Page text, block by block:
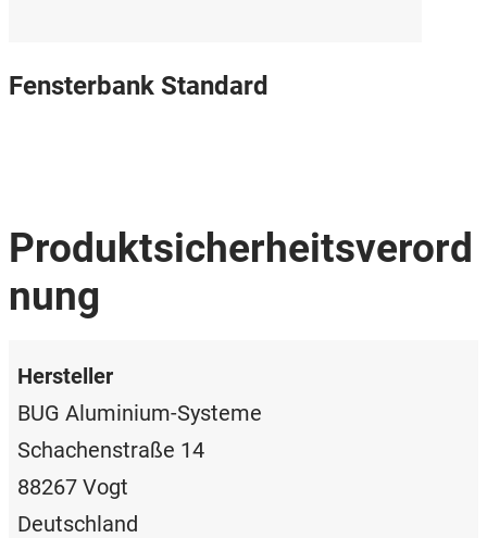
Fensterbank Standard
Produktsicherheitsverord
nung
Hersteller
BUG Aluminium-Systeme
Schachenstraße 14
88267 Vogt
Deutschland